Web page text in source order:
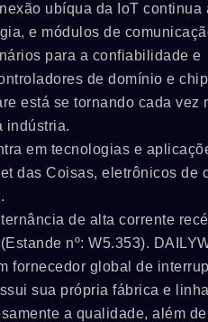
ubíqua da IoT continua
e módulos de
para a confiabilidade e
de domínio e
está se tornando cada vez
indústria.
em tecnologias e
das Coisas, eletrônicos de
de alta corrente
nº: W5.353).
fornecedor global de
sua própria fábrica e
a qualidade, além de